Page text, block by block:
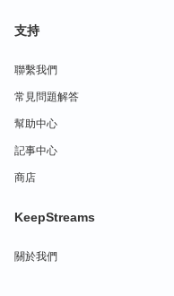
支持
聯繫我們
常見問題解答
幫助中心
記事中心
商店
KeepStreams
關於我們